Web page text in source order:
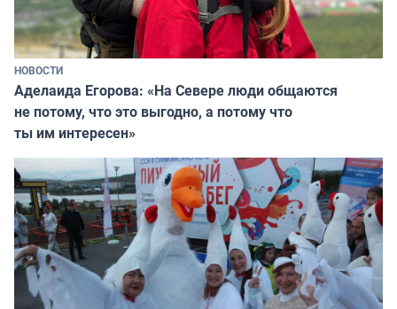
НОВОСТИ
Аделаида Егорова: «На Севере люди общаются
не потому, что это выгодно, а потому что
ты им интересен»